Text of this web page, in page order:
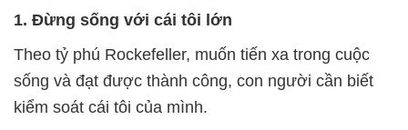
1. Đừng sống với cái tôi lớn
Theo tỷ phú Rockefeller, muốn tiến xa trong cuộc
sống và đạt được thành công, con người cần biết
kiểm soát cái tôi của mình.